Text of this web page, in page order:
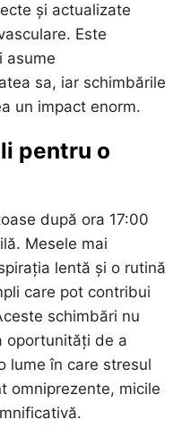
și actualizate
Este
asume
sa, iar schimbările
un impact enorm.
pentru o
după ora 17:00
Mesele mai
lentă și o rutină
care pot contribui
schimbări nu
oportunități de a
lume în care stresul
omniprezente, micile